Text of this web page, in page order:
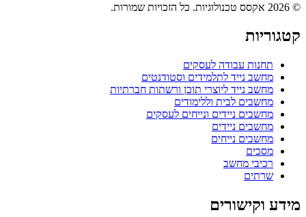
© 2026 אקסס טכנולוגיות. כל הזכויות שמורות.
קטגוריות
תחנות עבודה לעסקים
מחשב נייד לתלמידים וסטודנטים
מחשב נייד ליוצרי תוכן ורשתות חברתיות
מחשבים לבית וללימודים
מחשבים ניידים ונייחים לעסקים
מחשבים ניידים
מחשבים נייחים
מסכים
רכיבי מחשב
שרתים
מידע וקישורים